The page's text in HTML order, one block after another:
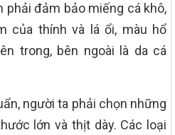
phải đảm bảo miếng cá khô,
của thính và lá ổi, màu hổ
trong, bên ngoài là da cá
người ta phải chọn những
lớn và thịt dày. Các loại